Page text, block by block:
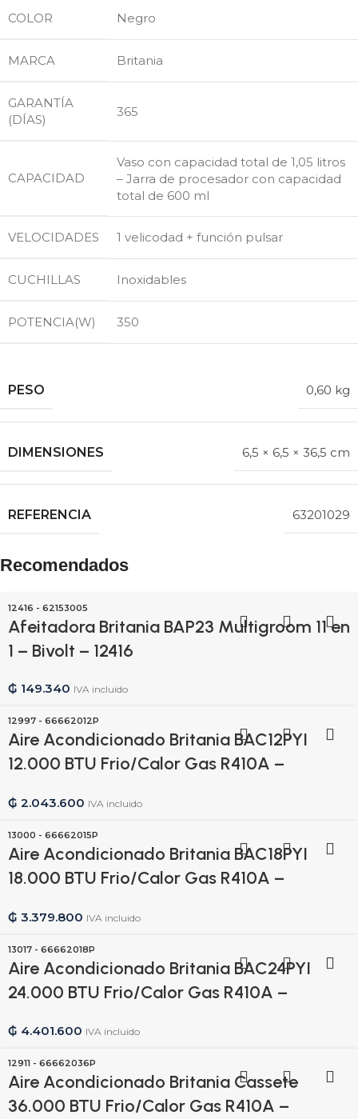
COLOR Negro
MARCA Britania
GARANTÍA
(DÍAS)
365
CAPACIDAD
Vaso con capacidad total de 1,05 litros
– Jarra de procesador con capacidad
total de 600 ml
VELOCIDADES 1 velicodad + función pulsar
CUCHILLAS Inoxidables
POTENCIA(W) 350
PESO 0,60 kg
DIMENSIONES 6,5 × 6,5 × 36,5 cm
REFERENCIA 63201029
Recomendados
12416 - 62153005
Afeitadora Britania BAP23 Multigroom 11 en
1 – Bivolt – 12416
₲ 149.340 IVA incluido
12997 - 66662012P
Aire Acondicionado Britania BAC12PYI
12.000 BTU Frio/Calor Gas R410A –
₲ 2.043.600 IVA incluido
13000 - 66662015P
Aire Acondicionado Britania BAC18PYI
18.000 BTU Frio/Calor Gas R410A –
₲ 3.379.800 IVA incluido
13017 - 66662018P
Aire Acondicionado Britania BAC24PYI
24.000 BTU Frio/Calor Gas R410A –
₲ 4.401.600 IVA incluido
12911 - 66662036P
Aire Acondicionado Britania Cassete
36.000 BTU Frio/Calor Gas R410A –